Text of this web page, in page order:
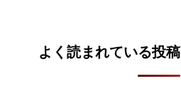
よく読まれている投稿